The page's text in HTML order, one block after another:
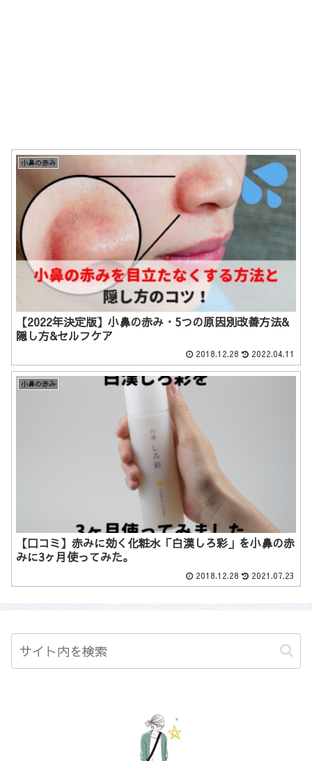
小鼻の赤み
【2022年決定版】小鼻の赤み・5つの原因別改善方法&
隠し方&セルフケア
2018.12.28 2022.04.11
小鼻の赤み
【口コミ】赤みに効く化粧水「白漢しろ彩」を小鼻の赤
みに3ヶ月使ってみた。
2018.12.28 2021.07.23